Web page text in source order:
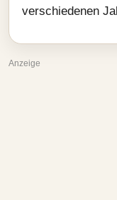
verschiedenen
Anzeige